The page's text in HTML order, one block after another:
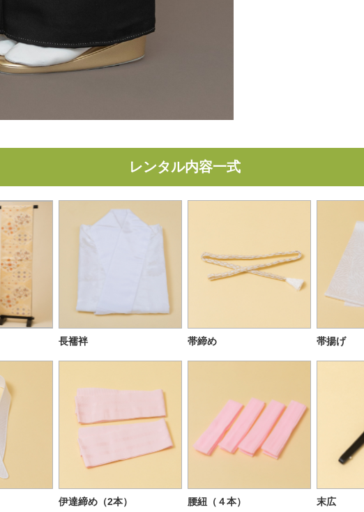
レンタル内容一式
長襦袢 帯締め 帯揚げ
伊達締め（2本） 腰紐（４本） 末広